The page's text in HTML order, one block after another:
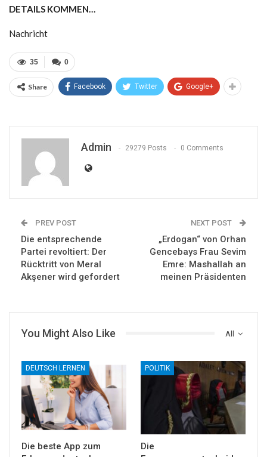
DETAILS KOMMEN…
Nachricht
0
35
Share Facebook Twitter Google+
Admin 29279 Posts 0 Comments
PREV POST
Die entsprechende
Partei revoltiert: Der
Rücktritt von Meral
Akşener wird gefordert
NEXT POST
„Erdogan“ von Orhan
Gencebays Frau Sevim
Emre: Mashallah an
meinen Präsidenten
All
You Might Also Like
DEUTSCH LERNEN
Die beste App zum
POLITIK
Die